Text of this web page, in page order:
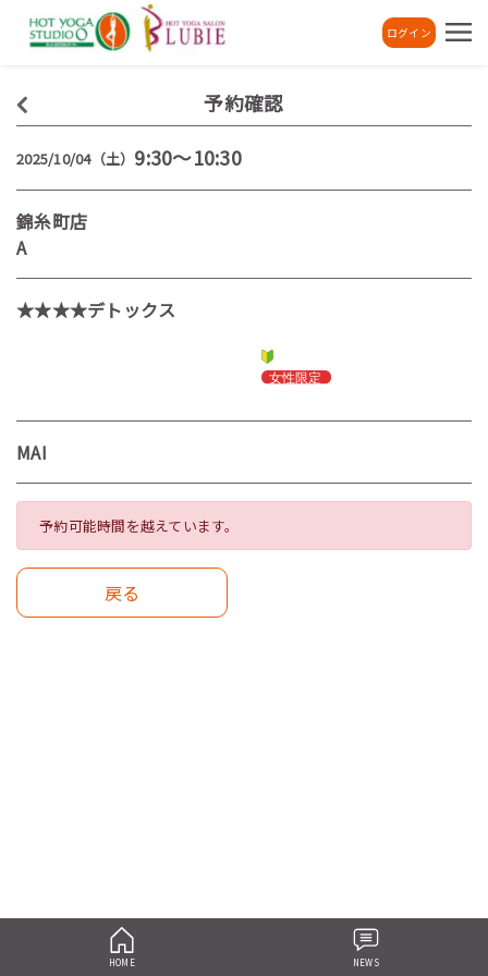
ログイン
予約確認
2025/10/04（土） 9:30～10:30
錦糸町店
A
★★★★デトックス
MAI
予約可能時間を越えています。
戻る
HOME NEWS